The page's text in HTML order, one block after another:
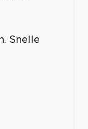
Snelle